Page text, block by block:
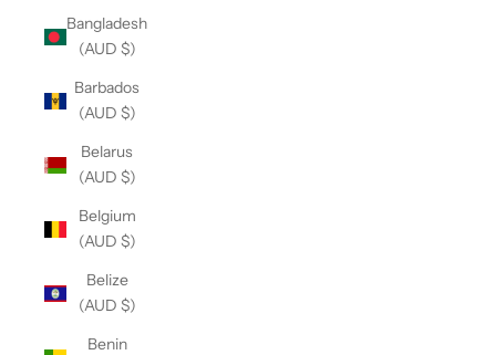
Bangladesh
(AUD $)
Barbados
(AUD $)
Belarus
(AUD $)
Belgium
(AUD $)
Belize
(AUD $)
Benin